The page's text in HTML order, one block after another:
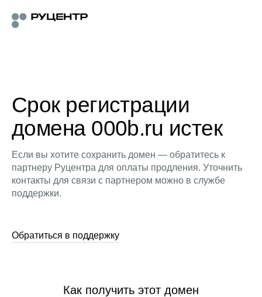
Срок регистрации
домена 000b.ru истек
Если вы хотите сохранить домен — обратитесь к
партнеру Руцентра для оплаты продления. Уточнить
контакты для связи с партнером можно в службе
поддержки.
Обратиться в поддержку
Как получить этот домен